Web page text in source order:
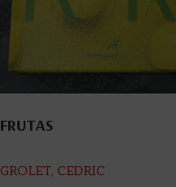
FRUTAS
GROLET, CEDRIC